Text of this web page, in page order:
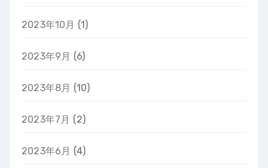
2023年10月 (1)
2023年9月 (6)
2023年8月 (10)
2023年7月 (2)
2023年6月 (4)